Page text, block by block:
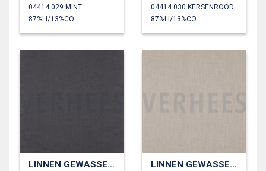
04414.029 MINT
87%LI/13%CO
04414.030 KERSENROOD
87%LI/13%CO
LINNEN GEWASSEN 230 GM2 LINNEN GEWASSEN 230 GM2